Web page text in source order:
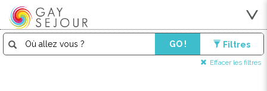
GO ! Filtres
Effacer les filtres